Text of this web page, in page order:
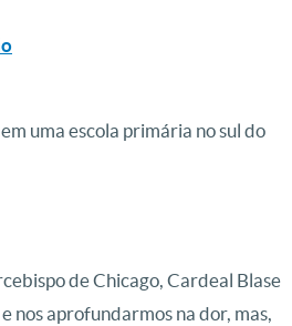
uma escola primária no sul do
de Chicago, Cardeal Blase
nos aprofundarmos na dor, mas,